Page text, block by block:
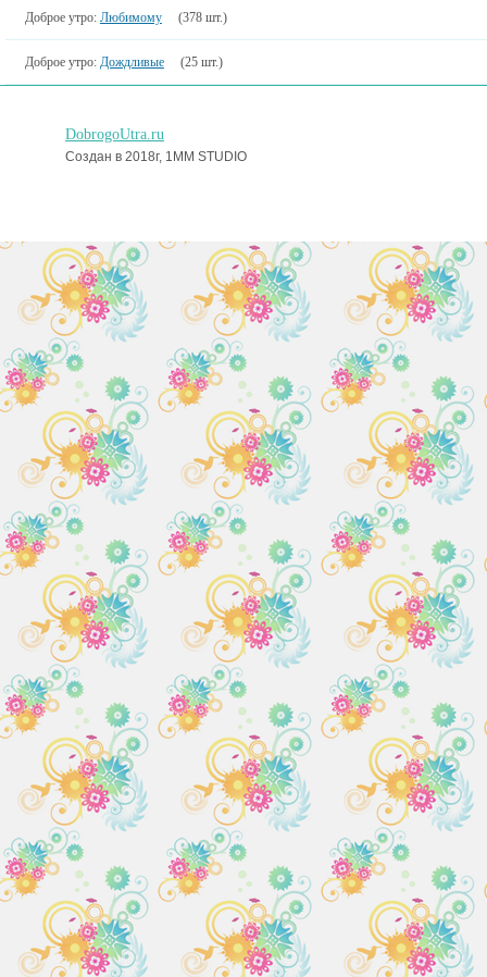
Доброе утро: Любимому (378 шт.)
Доброе утро: Дождливые (25 шт.)
DobrogoUtra.ru
Создан в 2018г, 1MM STUDIO